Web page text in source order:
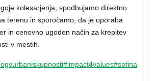
kolesarjenja, spodbujamo direktno
terenu in sporočamo, da je uporaba
in cenovno ugoden način za krepitev
v mestih.
#impact4values#sofina